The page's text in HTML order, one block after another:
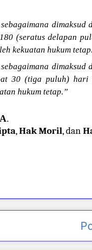
dimaksud
(seratus delapan
kekuatan hukum tetap.
dimaksud
30 (tiga puluh) hari
hukum tetap.”
.
,Hak Moril, dan